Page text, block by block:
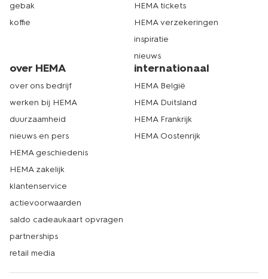
gebak
koffie
HEMA tickets
HEMA verzekeringen
inspiratie
nieuws
over HEMA
over ons bedrijf
werken bij HEMA
duurzaamheid
nieuws en pers
HEMA geschiedenis
HEMA zakelijk
klantenservice
actievoorwaarden
saldo cadeaukaart opvragen
partnerships
retail media
internationaal
HEMA België
HEMA Duitsland
HEMA Frankrijk
HEMA Oostenrijk